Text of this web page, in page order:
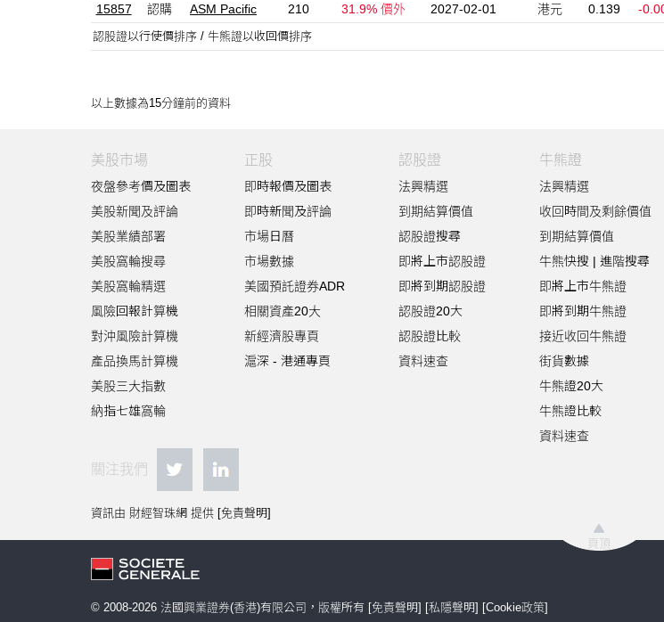
15857
認購 ASM Pacific 210 31.9% 價外 2027-02-01 港元 0.139 -
認股證以行使價排序 / 牛熊證以收回價排序
以上數據為15分鐘前的資料
頁頂
美股市場
夜盤參考價及圖表
美股新聞及評論
美股業績部署
美股窩輪搜尋
美股窩輪精選
風險回報計算機
對沖風險計算機
產品換馬計算機
美股三大指數
納指七雄窩輪
正股
即時報價及圖表
即時新聞及評論
市場日曆
市場數據
美國預託證券ADR
相關資產20大
新經濟股專頁
滬深 - 港通專頁
認股證
法興精選
到期結算價值
認股證搜尋
即將上市認股證
即將到期認股證
認股證20大
認股證比較
資料速查
牛熊證
法興精選
收回時間及剩餘價值
到期結算價值
牛熊快搜 | 進階搜尋
即將上市牛熊證
即將到期牛熊證
接近收回牛熊證
街貨數據
牛熊證20大
牛熊證比較
資料速查
關注我們
資訊由 財經智珠網 提供 [免責聲明]
© 2008-2026 法國興業證券(香港)有限公司，版權所有 [免責聲明] [私隱聲明] [Cookie政策]